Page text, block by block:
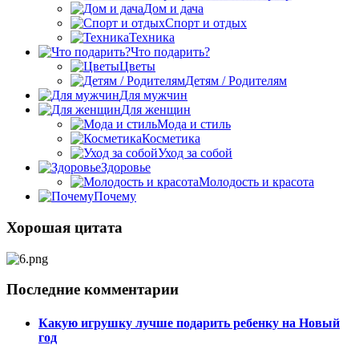
Дом и дача
Спорт и отдых
Техника
Что подарить?
Цветы
Детям / Родителям
Для мужчин
Для женщин
Мода и стиль
Косметика
Уход за собой
Здоровье
Молодость и красота
Почему
Хорошая цитата
Последние комментарии
Какую игрушку лучше подарить ребенку на Новый
год